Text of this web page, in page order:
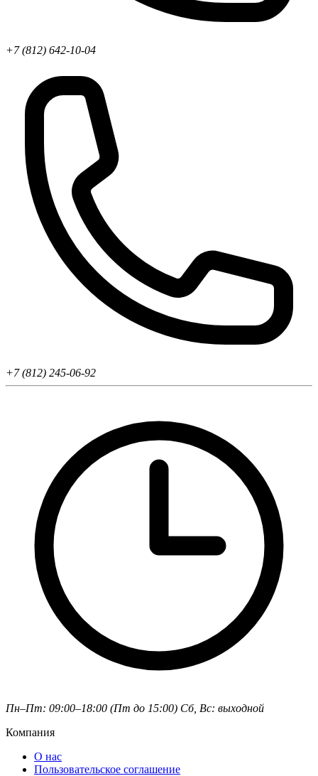
+7 (812) 642-10-04
+7 (812) 245-06-92
Пн–Пт: 09:00–18:00 (Пт до 15:00) Сб, Вс: выходной
Компания
О нас
Пользовательское соглашение